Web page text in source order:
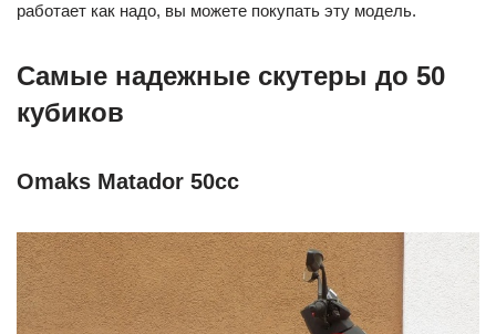
работает как надо, вы можете покупать эту модель.
Самые надежные скутеры до 50
кубиков
Omaks Matador 50cc